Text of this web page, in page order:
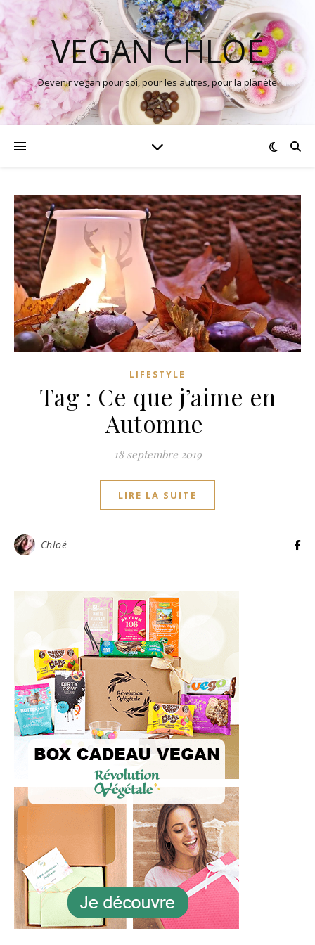
VEGAN CHLOÉ
Devenir vegan pour soi, pour les autres, pour la planète
LIFESTYLE
Tag : Ce que j’aime en
Automne
18 septembre 2019
LIRE LA SUITE
Chloé